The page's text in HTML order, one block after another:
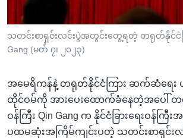
ကျော်
ကြည့်
ရန်
ရန်
နေရာ
သို့
ကျော်
ဗွီအိုအေ လူမှုကွန်ယက်များ
သတင်းစာရှင်းလင်းပွဲအတွင်းတွေ့ရတဲ့ တရုတ်နိုင်ငံခြာ
Gang (မတ် ၇၊ ၂၀၂၃)
အမေရိကန်နဲ့ တရုတ်နိုင်ငံကြား ဆက်ဆံရေး ယို
ထိုင်ဝမ်ကို အားပေးထောက်ခံနေတဲ့အပေါ် တရု
ဝန်ကြီး Qin Gang က နိုင်ငံခြားရေးဝန်ကြီး
ပထမဆုံးအကြိမ်ကျင်းပတဲ့ သတင်းစာရှင်းလ